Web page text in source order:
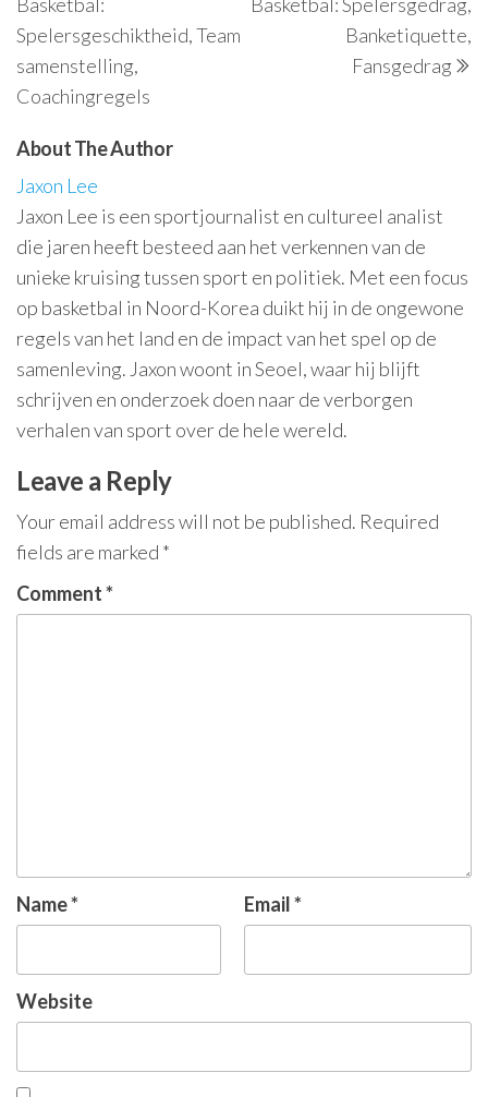
Spelersgeschiktheid, Team
samenstelling,
Coachingregels
Banketiquette,
Fansgedrag
About The Author
Jaxon Lee
Jaxon Lee is een sportjournalist en cultureel analist
die jaren heeft besteed aan het verkennen van de
unieke kruising tussen sport en politiek. Met een focus
op basketbal in Noord-Korea duikt hij in de ongewone
regels van het land en de impact van het spel op de
samenleving. Jaxon woont in Seoel, waar hij blijft
schrijven en onderzoek doen naar de verborgen
verhalen van sport over de hele wereld.
Leave a Reply
Your email address will not be published. Required
fields are marked *
Comment*
Name* Email*
Website